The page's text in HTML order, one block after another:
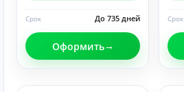
До 735 дней
Срок
Оформить
Срок